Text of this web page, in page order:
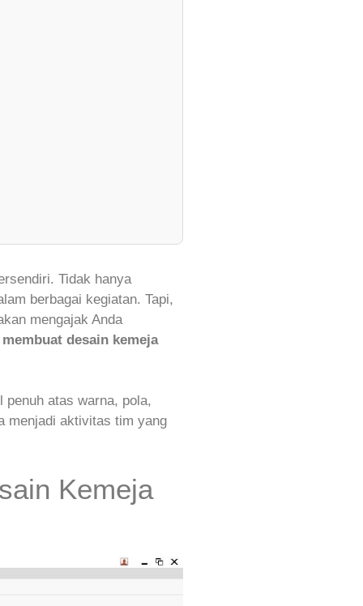
Tidak hanya
berbagai kegiatan. Tapi,
mengajak Anda
desain kemeja
penuh atas warna, pola,
menjadi aktivitas tim yang
Kemeja